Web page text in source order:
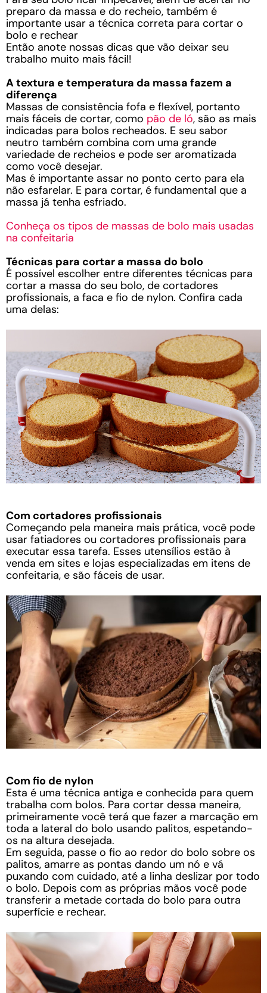
preparo da massa e do recheio, também é
importante usar a técnica correta para cortar o
bolo e rechear
Então anote nossas dicas que vão deixar seu
trabalho muito mais fácil!
A textura e temperatura da massa fazem a
diferença
Massas de consistência fofa e flexível, portanto
mais fáceis de cortar, como pão de ló, são as mais
indicadas para bolos recheados. E seu sabor
neutro também combina com uma grande
variedade de recheios e pode ser aromatizada
como você desejar.
Mas é importante assar no ponto certo para ela
não esfarelar. E para cortar, é fundamental que a
massa já tenha esfriado.
Conheça os tipos de massas de bolo mais usadas
na confeitaria
Técnicas para cortar a massa do bolo
É possível escolher entre diferentes técnicas para
cortar a massa do seu bolo, de cortadores
profissionais, a faca e fio de nylon. Confira cada
uma delas:
Com cortadores profissionais
Começando pela maneira mais prática, você pode
usar fatiadores ou cortadores profissionais para
executar essa tarefa. Esses utensílios estão à
venda em sites e lojas especializadas em itens de
confeitaria, e são fáceis de usar.
Com fio de nylon
Esta é uma técnica antiga e conhecida para quem
trabalha com bolos. Para cortar dessa maneira,
primeiramente você terá que fazer a marcação em
toda a lateral do bolo usando palitos, espetando-
os na altura desejada.
Em seguida, passe o fio ao redor do bolo sobre os
palitos, amarre as pontas dando um nó e vá
puxando com cuidado, até a linha deslizar por todo
o bolo. Depois com as próprias mãos você pode
transferir a metade cortada do bolo para outra
superfície e rechear.